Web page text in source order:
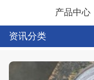
产品中心
资讯分类